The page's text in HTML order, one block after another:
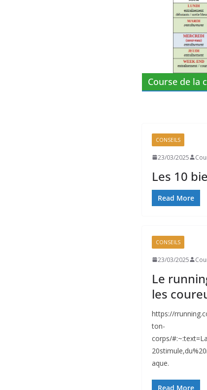
Course de la
CONSEILS
23/03/2025
Les 10
Read More
CONSEILS
23/03/2025
Le
les
https://
ton-
corps/
aque.
Read More